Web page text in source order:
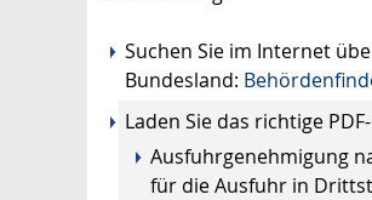
Suchen Sie im Internet
Bundesland:
Laden Sie das richtige
Ausfuhrgenehmigung
für die Ausfuhr in